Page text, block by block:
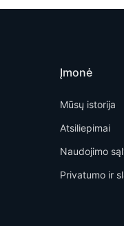
Įmonė
Mūsų istorija
Atsiliepimai
Naudojimo
Privatumo ir